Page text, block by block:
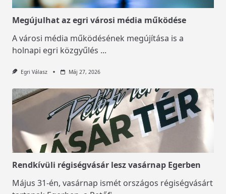
Megújulhat az egri városi média működése
A városi média működésének megújítása is a
holnapi egri közgyűlés ...
Egri Válasz Máj 27, 2026
Rendkívüli régiségvásár lesz vasárnap Egerben
Május 31-én, vasárnap ismét országos régiségvásárt